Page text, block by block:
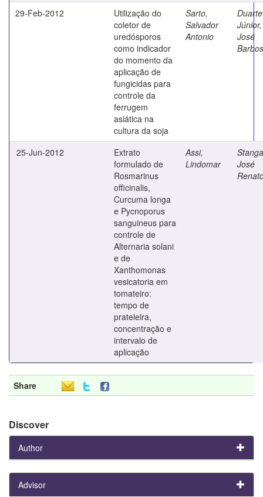
29-Feb-2012
Utilização do
coletor de
uredósporos
como indicador
do momento da
aplicação de
fungicidas para
controle da
ferrugem
asiática na
cultura da soja
Sarto,
Salvador
Antonio
Duarte
Júnior,
José
25-Jun-2012
Extrato
formulado de
Rosmarinus
officinalis,
Curcuma longa
e Pycnoporus
sanguineus para
controle de
Alternaria solani
e de
Xanthomonas
vesicatoria em
tomateiro:
tempo de
prateleira,
concentração e
intervalo de
aplicação
Assi,
Lindomar
José
Share
Discover
Author
Advisor